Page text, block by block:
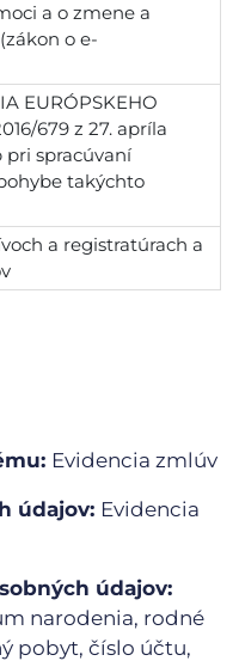
a o zmene a
o e-
EURÓPSKEHO
679 z 27. apríla
pri spracúvaní
takýchto
a registratúrach a
Evidencia zmlúv
údajov: Evidencia
údajov:
narodenia, rodné
pobyt, číslo účtu,